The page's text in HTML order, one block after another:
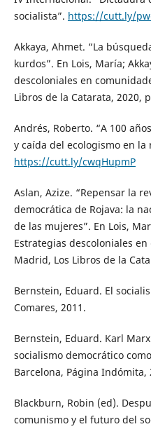
socialista”. https://cutt.ly/
Akkaya, Ahmet. “La
kurdos”. En Lois, María;
descoloniales en
Libros de la Catarata, 2020,
Andrés, Roberto. “A 100
y caída del ecologismo en la
https://cutt.ly/cwqHupmP
Aslan, Azize. “Repensar la
democrática de Rojava: la
de las mujeres”. En Lois,
Estrategias descoloniales
Madrid, Los Libros de la
Bernstein, Eduard. El
Comares, 2011.
Bernstein, Eduard. Karl
socialismo democrático
Barcelona, Página Indómita,
Blackburn, Robin (ed).
comunismo y el futuro del